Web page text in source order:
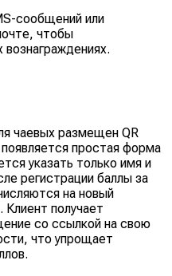
сообщений или
чтобы
чаевых размещен QR
простая форма
указать только имя и
регистрации баллы за
на новый
получает
со ссылкой на свою
что упрощает